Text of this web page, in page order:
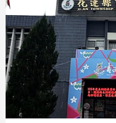
設
計
旅
遊/
美
座/
命